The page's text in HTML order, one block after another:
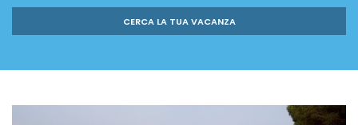
CERCA LA TUA VACANZA